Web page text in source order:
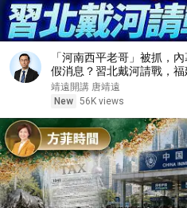
「河南西平老哥」被抓，
假消息？習北戴河請戰，福
法打擊，WNBA崩潰| 靖遠
河南 #北戴河會議 #張又俠
靖遠開講 唐靖遠
New 56K views